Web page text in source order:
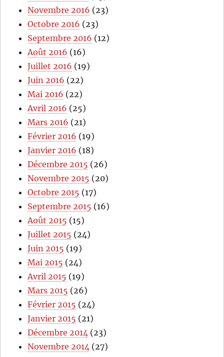
Novembre 2016 (23)
Octobre 2016 (23)
Septembre 2016 (12)
Août 2016 (16)
Juillet 2016 (19)
Juin 2016 (22)
Mai 2016 (22)
Avril 2016 (25)
Mars 2016 (21)
Février 2016 (19)
Janvier 2016 (18)
Décembre 2015 (26)
Novembre 2015 (20)
Octobre 2015 (17)
Septembre 2015 (16)
Août 2015 (15)
Juillet 2015 (24)
Juin 2015 (19)
Mai 2015 (24)
Avril 2015 (19)
Mars 2015 (26)
Février 2015 (24)
Janvier 2015 (21)
Décembre 2014 (23)
Novembre 2014 (27)